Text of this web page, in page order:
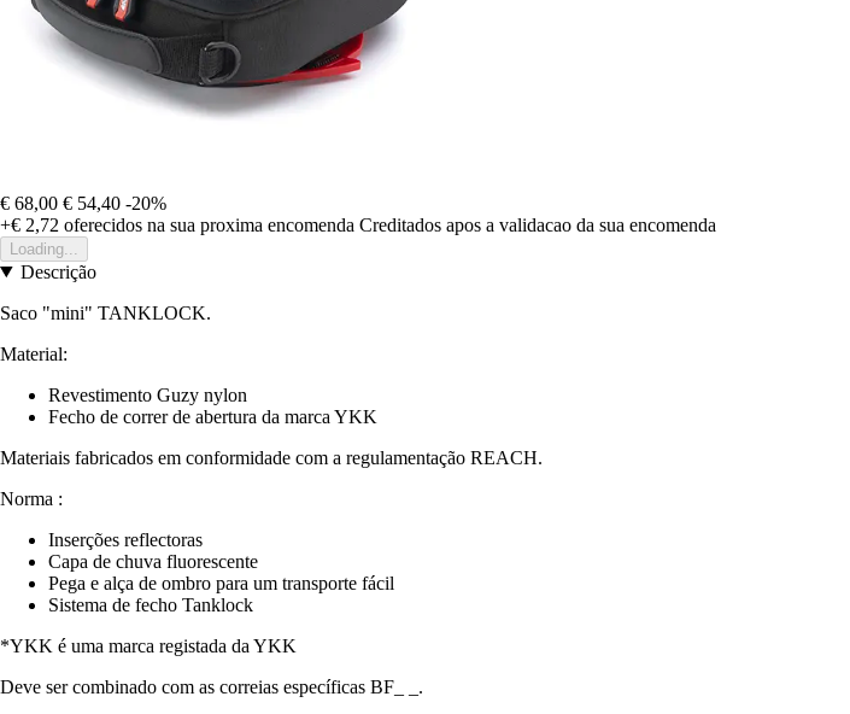
€ 68,00 € 54,40 -20%
+€ 2,72 oferecidos na sua proxima encomenda Creditados apos a validacao da sua encomenda
Loading...
Descrição
Saco "mini" TANKLOCK.
Material:
Revestimento Guzy nylon
Fecho de correr de abertura da marca YKK
Materiais fabricados em conformidade com a regulamentação REACH.
Norma :
Inserções reflectoras
Capa de chuva fluorescente
Pega e alça de ombro para um transporte fácil
Sistema de fecho Tanklock
*YKK é uma marca registada da YKK
Deve ser combinado com as correias específicas BF_ _.